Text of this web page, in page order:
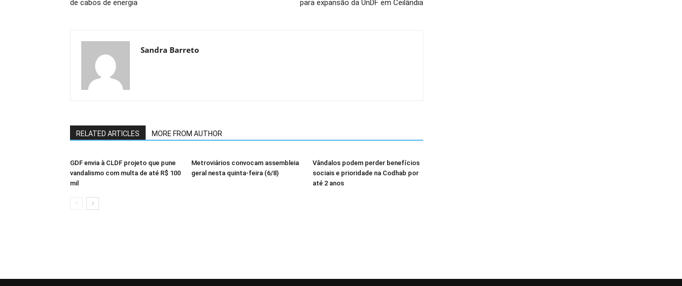
de cabos de energia
para expansão da UnDF em Ceilândia
Sandra Barreto
RELATED ARTICLES MORE FROM AUTHOR
GDF envia à CLDF projeto que pune
vandalismo com multa de até R$ 100
mil
Metroviários convocam assembleia
geral nesta quinta-feira (6/8)
Vândalos podem perder benefícios
sociais e prioridade na Codhab por
até 2 anos